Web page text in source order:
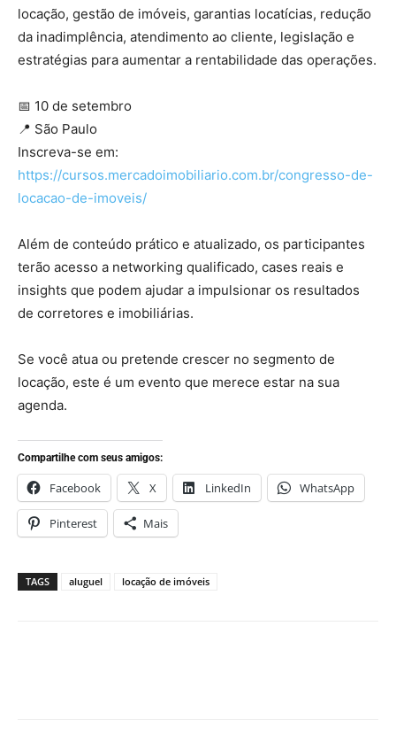
locação, gestão de imóveis, garantias locatícias, redução
da inadimplência, atendimento ao cliente, legislação e
estratégias para aumentar a rentabilidade das operações.
📅 10 de setembro
📍 São Paulo
Inscreva-se em:
https://cursos.mercadoimobiliario.com.br/congresso-de-
locacao-de-imoveis/
Além de conteúdo prático e atualizado, os participantes
terão acesso a networking qualificado, cases reais e
insights que podem ajudar a impulsionar os resultados
de corretores e imobiliárias.
Se você atua ou pretende crescer no segmento de
locação, este é um evento que merece estar na sua
agenda.
Compartilhe com seus amigos:
Facebook X LinkedIn WhatsApp
Pinterest Mais
TAGS aluguel locação de imóveis